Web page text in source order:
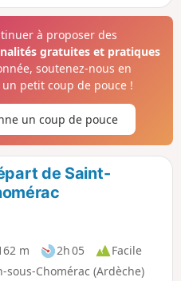
à proposer des
gratuites et pratiques
soutenez-nous en
petit coup de pouce !
un coup de pouce
de Saint-
m 2h 05
Facile
Chomérac (Ardèche)